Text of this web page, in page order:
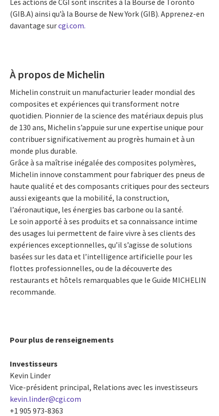
Les actions de CGI sont inscrites à la Bourse de Toronto
(GIB.A) ainsi qu’à la Bourse de New York (GIB). Apprenez-en
davantage surcgi.com.
À propos de Michelin
Michelin construit un manufacturier leader mondial des
composites et expériences qui transforment notre
quotidien. Pionnier de la science des matériaux depuis plus
de 130 ans, Michelin s’appuie sur une expertise unique pour
contribuer significativement au progrès humain et à un
monde plus durable.
Grâce à sa maîtrise inégalée des composites polymères,
Michelin innove constamment pour fabriquer des pneus de
haute qualité et des composants critiques pour des secteurs
aussi exigeants que la mobilité, la construction,
l’aéronautique, les énergies bas carbone ou la santé.
Le soin apporté à ses produits et sa connaissance intime
des usages lui permettent de faire vivre à ses clients des
expériences exceptionnelles, qu’il s’agisse de solutions
basées sur les data et l’intelligence artificielle pour les
flottes professionnelles, ou de la découverte des
restaurants et hôtels remarquables que le Guide MICHELIN
recommande.
Pour plus de renseignements
Investisseurs
Kevin Linder
Vice-président principal, Relations avec les investisseurs
kevin.linder@cgi.com
+1 905 973-8363